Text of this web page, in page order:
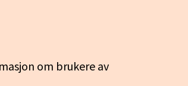
om brukere av